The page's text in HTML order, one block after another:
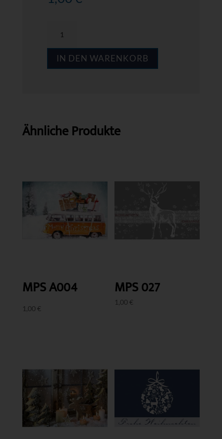
Menge
IN DEN WARENKORB
Ähnliche Produkte
MPS A004
1,00 €
MPS 027
1,00 €